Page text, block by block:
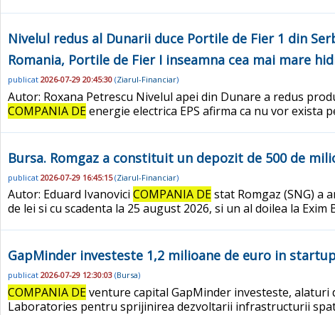
Nivelul redus al Dunarii duce Portile de Fier 1 din
Romania, Portile de Fier I inseamna cea mai mare
publicat 2026-07-29 20:45:30 (Ziarul-Financiar)
Autor: Roxana Petrescu Nivelul apei din Dunare a redus
COMPANIA DEenergie electrica EPS afirma ca nu vor exista
Bursa. Romgaz a constituit un depozit de 500 de
publicat 2026-07-29 16:45:15(Ziarul-Financiar)
Autor: Eduard Ivanovici COMPANIA DEstat Romgaz (SNG) a
de lei si cu scadenta la 25 august 2026, si un al doilea la
GapMinder investeste 1,2 milioane de euro in
publicat 2026-07-29 12:30:03 (Bursa)
COMPANIA DEventure capital GapMinder investeste, alaturi
Laboratories pentru sprijinirea dezvoltarii infrastructurii